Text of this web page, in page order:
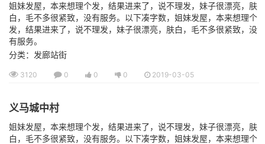
姐妹发屋，本来想理个发，结果进来了，说不理发，妹子很漂亮，肤
白，毛不多很紧致，没有服务。以下凑字数，姐妹发屋，本来想理个
发，结果进来了，说不理发，妹子很漂亮，肤白，毛不多很紧致，没
有服务。
分类：发廊站街
3120 0 0 0 2019-03-05
义马城中村
姐妹发屋，本来想理个发，结果进来了，说不理发，妹子很漂亮，肤
白，毛不多很紧致，没有服务。以下凑字数，姐妹发屋，本来想理个